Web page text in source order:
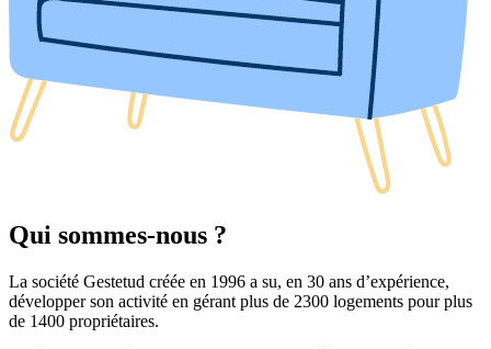
Qui sommes-nous ?
La société Gestetud créée en 1996 a su, en 30 ans d’expérience,
développer son activité en gérant plus de 2300 logements pour plus
de 1400 propriétaires.